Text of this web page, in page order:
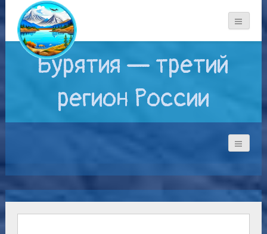
Бурятия — третий
регион России